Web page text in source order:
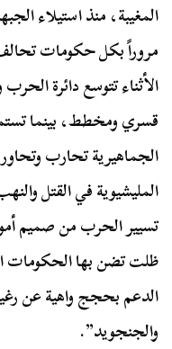
مروراً بكل حكومات
الأثناء تتوسع دائرة
قسري ومخطط، بينما
الجماهيرية تحارب وتحاور
المليشيوية في القتل
تسيير الحرب من صميم
ظلت تضن بها الحكومات
الدعم بحجج واهية عن
والجنجويد”.